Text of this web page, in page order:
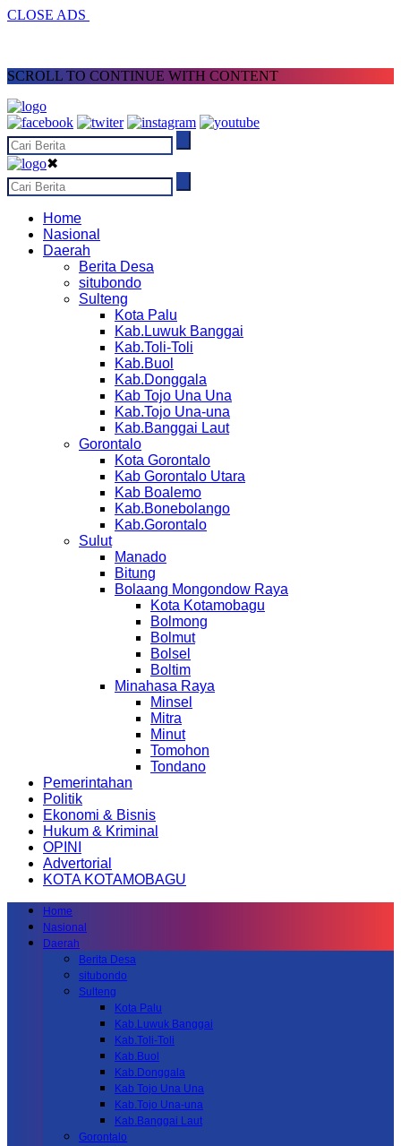
CLOSE ADS
SCROLL TO CONTINUE WITH CONTENT
✖
Home
Nasional
Daerah
Berita Desa
situbondo
Sulteng
Kota Palu
Kab.Luwuk Banggai
Kab.Toli-Toli
Kab.Buol
Kab.Donggala
Kab Tojo Una Una
Kab.Tojo Una-una
Kab.Banggai Laut
Gorontalo
Kota Gorontalo
Kab Gorontalo Utara
Kab Boalemo
Kab.Bonebolango
Kab.Gorontalo
Sulut
Manado
Bitung
Bolaang Mongondow Raya
Kota Kotamobagu
Bolmong
Bolmut
Bolsel
Boltim
Minahasa Raya
Minsel
Mitra
Minut
Tomohon
Tondano
Pemerintahan
Politik
Ekonomi & Bisnis
Hukum & Kriminal
OPINI
Advertorial
KOTA KOTAMOBAGU
Home
Nasional
Daerah
Berita Desa
situbondo
Sulteng
Kota Palu
Kab.Luwuk Banggai
Kab.Toli-Toli
Kab.Buol
Kab.Donggala
Kab Tojo Una Una
Kab.Tojo Una-una
Kab.Banggai Laut
Gorontalo